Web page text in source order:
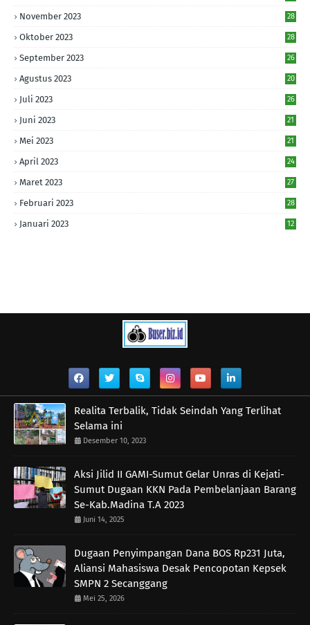
November 2023 28
Oktober 2023 28
September 2023 26
Agustus 2023 20
Juli 2023 26
Juni 2023 21
Mei 2023 21
April 2023 24
Maret 2023 27
Februari 2023 28
Januari 2023 12
Realita Terbalik, Tidak Seindah Yang Terlihat
Selama ini
Desember 10, 2023
Aksi Jilid II GAMI-Sumut Gelar Unras di Kejati-
Sumut Dugaan KKN Pada Pembelanjaan Barang
Se-Kab.Madina T.A 2023
Juni 14, 2025
Dugaan Penyimpangan Dana BOS Rp231 Juta,
Aliansi Mahasiswa Desak Pencopotan Kepsek
SMPN 2 Secanggang
Mei 25, 2026